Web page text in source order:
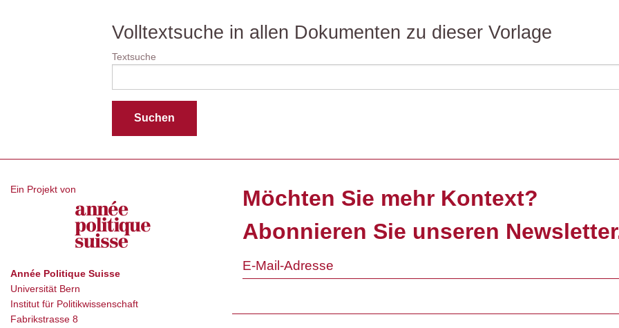
Volltextsuche in allen Dokumenten zu dieser Vorlage
Textsuche
Ein Projekt von
Année Politique Suisse
Universität Bern
Institut für Politikwissenschaft
Fabrikstrasse 8
Möchten Sie mehr Kontext?
Abonnieren Sie unseren